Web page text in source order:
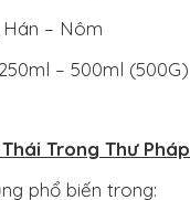
– Nôm
– 500ml (500G)
Trong Thư Pháp
phổ biến trong: